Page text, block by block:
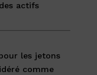
actifs
les jetons
comme